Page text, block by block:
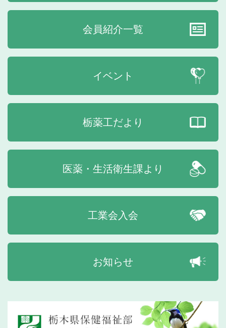
会員紹介一覧
イベント
栃薬工だより
医薬・生活衛生課より
工業会入会
お知らせ